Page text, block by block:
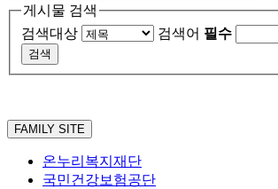
게시물 검색
검색대상
검색어 필수
FAMILY SITE
온누리복지재단
국민건강보험공단